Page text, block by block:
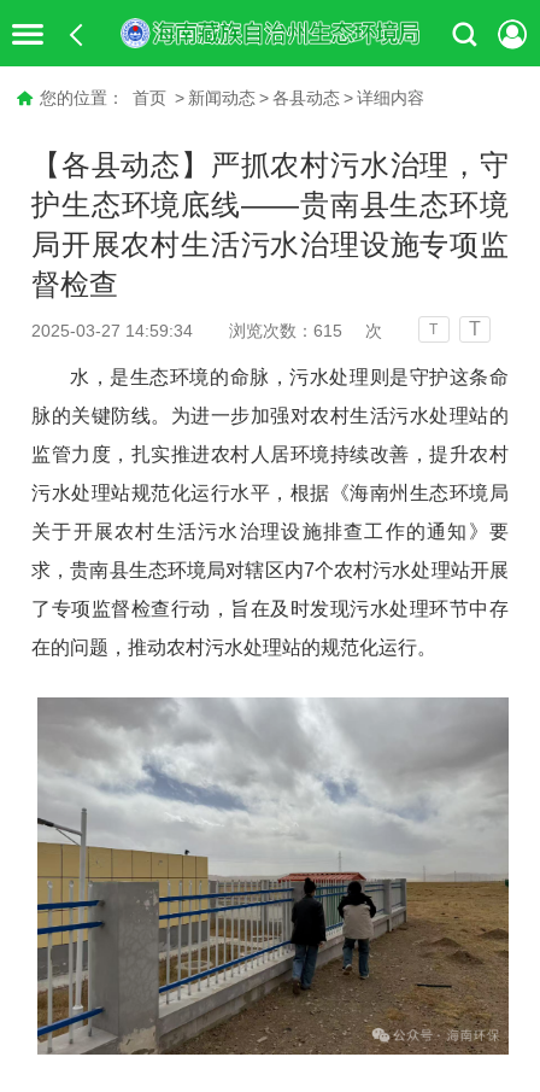
您的位置： 首页 > 新闻动态 > 各县动态 > 详细内容
【各县动态】严抓农村污水治理，守
护生态环境底线——贵南县生态环境
局开展农村生活污水治理设施专项监
督检查
2025-03-27 14:59:34 浏览次数：615 次 T T
水，是生态环境的命脉，污水处理则是守护这条命
脉的关键防线。为进一步加强对农村生活污水处理站的
监管力度，扎实推进农村人居环境持续改善，提升农村
污水处理站规范化运行水平，根据《海南州生态环境局
关于开展农村生活污水治理设施排查工作的通知》要
求，贵南县生态环境局对辖区内7个农村污水处理站开展
了专项监督检查行动，旨在及时发现污水处理环节中存
在的问题，推动农村污水处理站的规范化运行。